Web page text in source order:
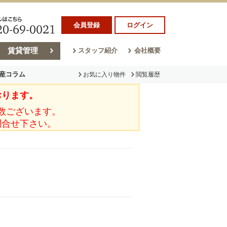
会員登録 ログイン
賃貸管理 スタッフ紹介 会社概要
コラム
ム
お気に入り物件 閲覧履歴
ます。
ざいます。
せ下さい。